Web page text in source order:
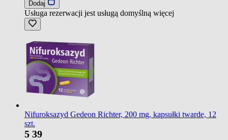
Dodaj
Usługa rezerwacji jest usługą domyślną więcej
Nifuroksazyd Gedeon Richter, 200 mg, kapsułki twarde, 12
szt.
5 39